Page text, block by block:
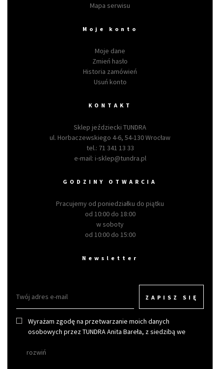
Mapa serwisu
Moje konto
Moje dane
Zmień hasło
Historia zamówień
Usuń konto
KONTAKT
Sklep jeździecki TUNDRA
ul. Horbaczewskiego 4-6, 54-130 Wrocław
tel.: 71 341 13 33
e-mail: i-sklep@tundra.pl
GODZINY OTWARCIA
Pracujemy od poniedziałku do piątku
od 10:00 do 18:00
w soboty
od 10:00 do 15:00
Newsletter
ZAPISZ SIĘ
Wyrażam zgodę na przetwarzanie moich danych
osobowych przez TUNDRA Anita Bareła, z siedzibą we
rozwiń